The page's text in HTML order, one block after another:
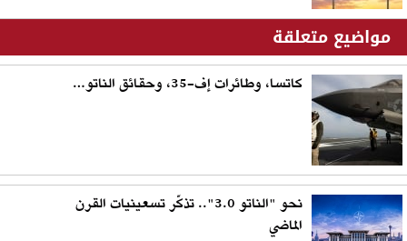
مواضيع متعلقة
كاتسا، وطائرات إف-35، وحقائق الناتو…
نحو "الناتو 3.0".. تذكّر تسعينيات القرن
الماضي